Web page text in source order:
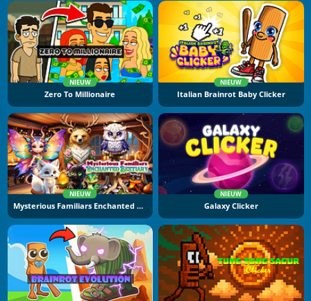
NIEUW
Zero To Millionaire
NIEUW
Italian Brainrot Baby Clicker
NIEUW
Mysterious Familiars Enchanted Bestiary
NIEUW
Galaxy Clicker